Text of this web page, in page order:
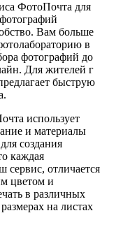
ФотоПочта для
Вам больше
в
фотографий до
Для жителей г
быструю
использует
и материалы
создания
каждая
сервис, отличается
цветом и
в различных
на листах